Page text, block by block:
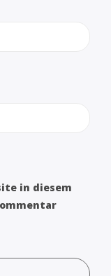
in diesem